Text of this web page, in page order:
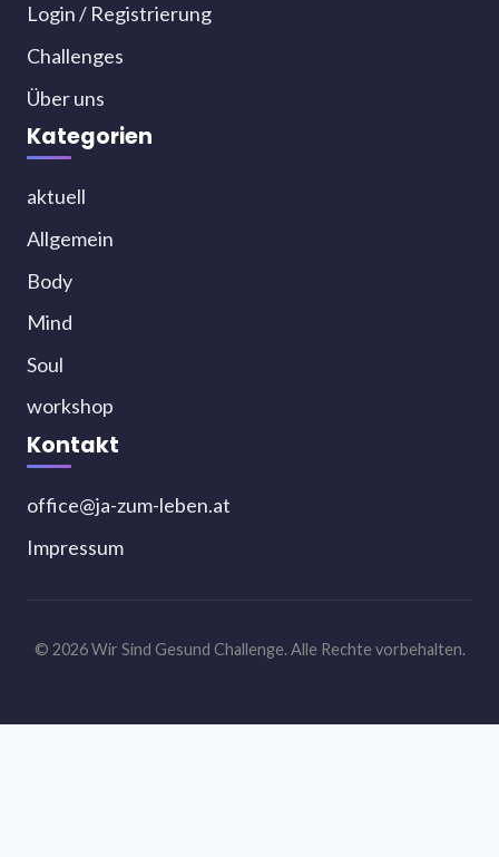
Login / Registrierung
Challenges
Über uns
Kategorien
aktuell
Allgemein
Body
Mind
Soul
workshop
Kontakt
office@ja-zum-leben.at
Impressum
© 2026 Wir Sind Gesund Challenge. Alle Rechte vorbehalten.